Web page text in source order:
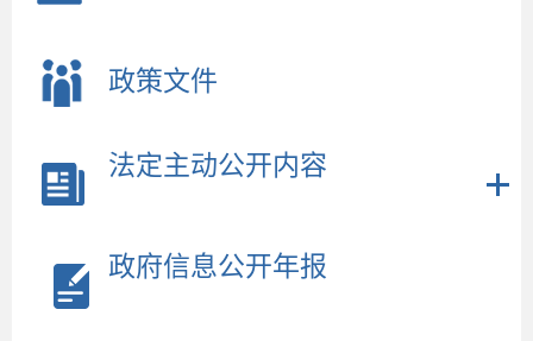
政策文件
法定主动公开内容
政府信息公开年报